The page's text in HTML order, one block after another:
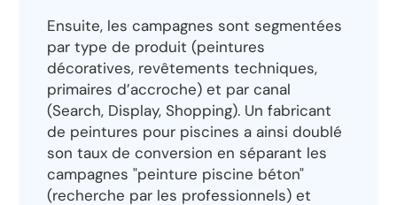
Ensuite, les campagnes sont segmentées
par type de produit (peintures
décoratives, revêtements techniques,
primaires d’accroche) et par canal
(Search, Display, Shopping). Un fabricant
de peintures pour piscines a ainsi doublé
son taux de conversion en séparant les
campagnes "peinture piscine béton"
(recherche par les professionnels) et